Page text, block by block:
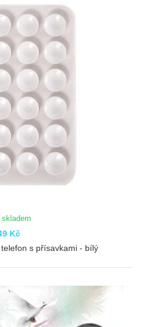
Kč
s přísavkami - bílý